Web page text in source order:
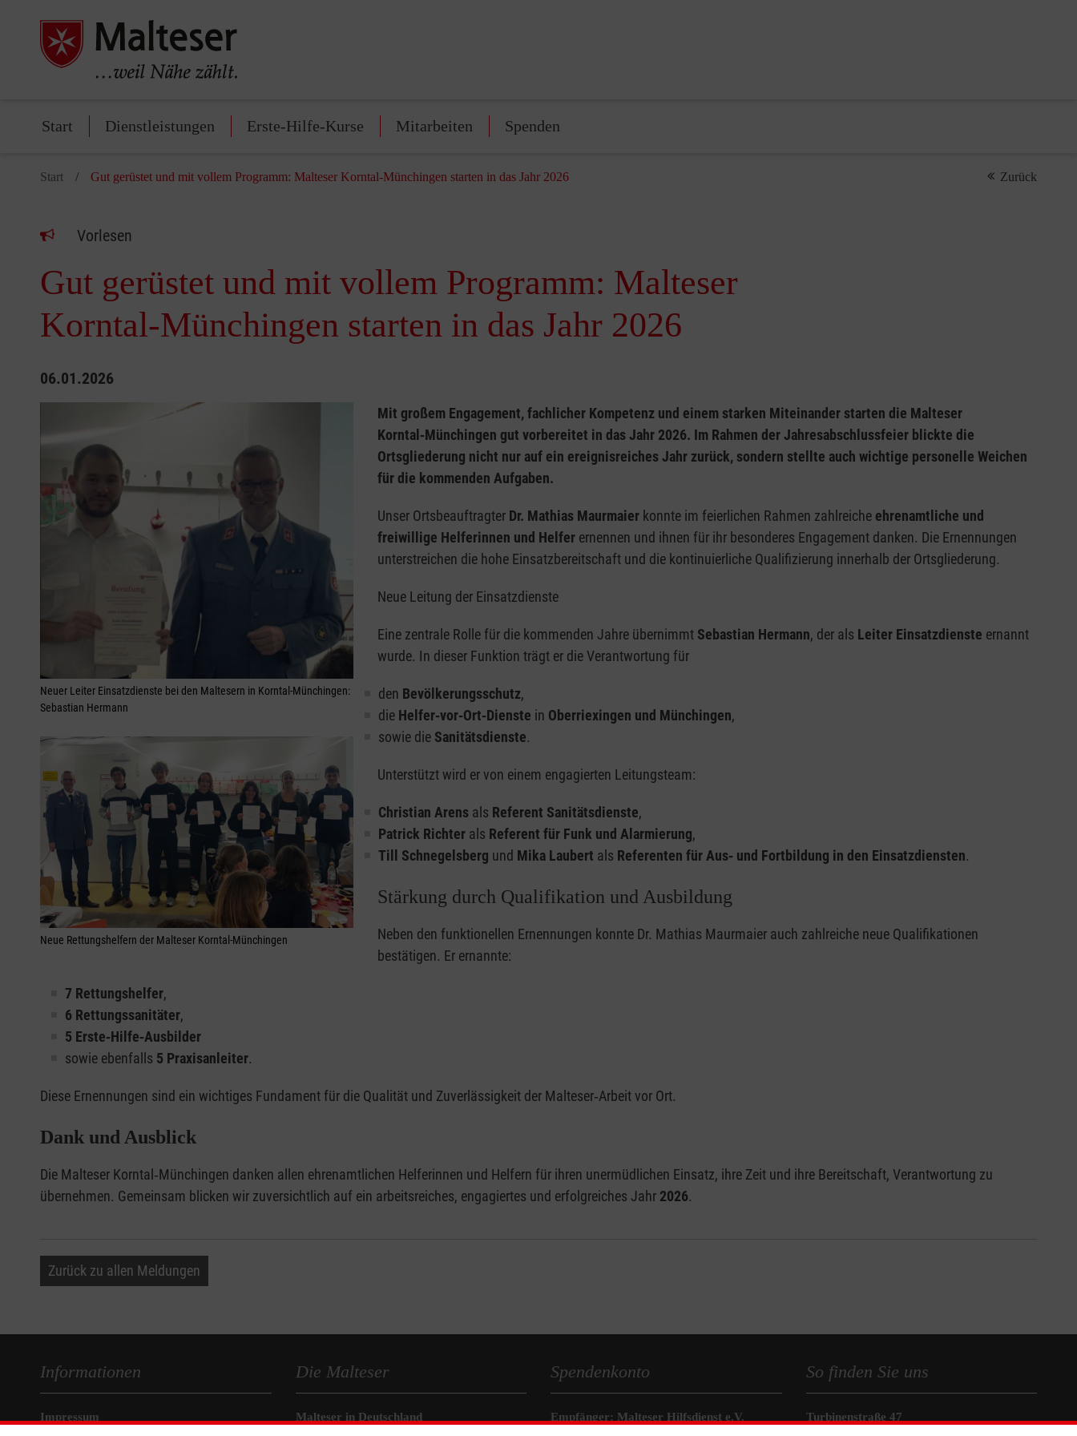
Start Dienstleistungen Erste-Hilfe-Kurse Mitarbeiten Spenden
Start Gut gerüstet und mit vollem Programm: Malteser Korntal‑Münchingen starten in das Jahr 2026 Zurück
Vorlesen
Gut gerüstet und mit vollem Programm: Malteser
Korntal‑Münchingen starten in das Jahr 2026
06.01.2026
Neuer Leiter Einsatzdienste bei den Maltesern in Korntal-Münchingen:
Sebastian Hermann
Neue Rettungshelfern der Malteser Korntal-Münchingen
Mit großem Engagement, fachlicher Kompetenz und einem starken Miteinander starten die Malteser
Korntal‑Münchingen gut vorbereitet in das Jahr 2026. Im Rahmen der Jahresabschlussfeier blickte die
Ortsgliederung nicht nur auf ein ereignisreiches Jahr zurück, sondern stellte auch wichtige personelle Weichen
für die kommenden Aufgaben.
Unser Ortsbeauftragter Dr. Mathias Maurmaierkonnte im feierlichen Rahmen zahlreiche ehrenamtliche und
freiwillige Helferinnen und Helferernennen und ihnen für ihr besonderes Engagement danken. Die Ernennungen
unterstreichen die hohe Einsatzbereitschaft und die kontinuierliche Qualifizierung innerhalb der Ortsgliederung.
Neue Leitung der Einsatzdienste
Eine zentrale Rolle für die kommenden Jahre übernimmt Sebastian Hermann, der als Leiter Einsatzdienste ernannt
wurde. In dieser Funktion trägt er die Verantwortung für
den Bevölkerungsschutz,
die Helfer‑vor‑Ort‑Dienste in Oberriexingen und Münchingen,
sowie die Sanitätsdienste.
Unterstützt wird er von einem engagierten Leitungsteam:
Christian Arensals Referent Sanitätsdienste,
Patrick Richterals Referent für Funk und Alarmierung,
Till Schnegelsberg und Mika Laubert als Referenten für Aus‑ und Fortbildung in den Einsatzdiensten.
Stärkung durch Qualifikation und Ausbildung
Neben den funktionellen Ernennungen konnte Dr. Mathias Maurmaier auch zahlreiche neue Qualifikationen
bestätigen. Er ernannte:
7 Rettungshelfer,
6 Rettungssanitäter,
5 Erste‑Hilfe‑Ausbilder
sowie ebenfalls 5 Praxisanleiter.
Diese Ernennungen sind ein wichtiges Fundament für die Qualität und Zuverlässigkeit der Malteser‑Arbeit vor Ort.
Dank und Ausblick
Die Malteser Korntal‑Münchingen danken allen ehrenamtlichen Helferinnen und Helfern für ihren unermüdlichen Einsatz, ihre Zeit und ihre Bereitschaft, Verantwortung zu
übernehmen. Gemeinsam blicken wir zuversichtlich auf ein arbeitsreiches, engagiertes und erfolgreiches Jahr 2026.
Zurück zu allen Meldungen
Informationen
Impressum
Die Malteser
Malteser in Deutschland
Spendenkonto
Empfänger: Malteser Hilfsdienst e.V.
So finden Sie uns
Turbinenstraße 47